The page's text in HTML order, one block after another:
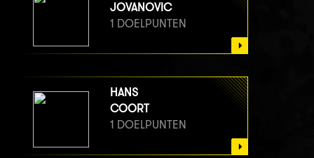
JOVANOVIC
1 DOELPUNTEN
HANS
COORT
1 DOELPUNTEN